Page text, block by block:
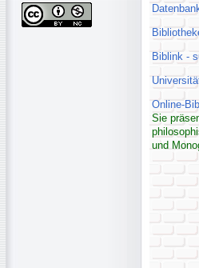
Biblink -
Online-
Sie
und